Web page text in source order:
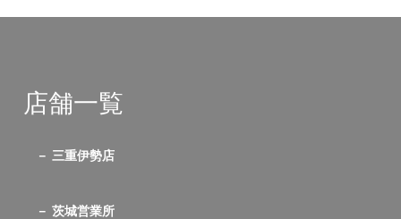
店舗一覧
三重伊勢店
茨城営業所